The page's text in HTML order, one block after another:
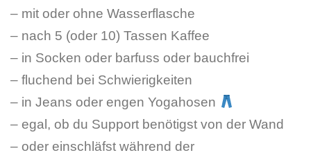
– mit oder ohne Wasserflasche
– nach 5 (oder 10) Tassen Kaffee
– in Socken oder barfuss oder bauchfrei
– fluchend bei Schwierigkeiten
– in Jeans oder engen Yogahosen
– egal, ob du Support benötigst von der Wand
– oder einschläfst während der